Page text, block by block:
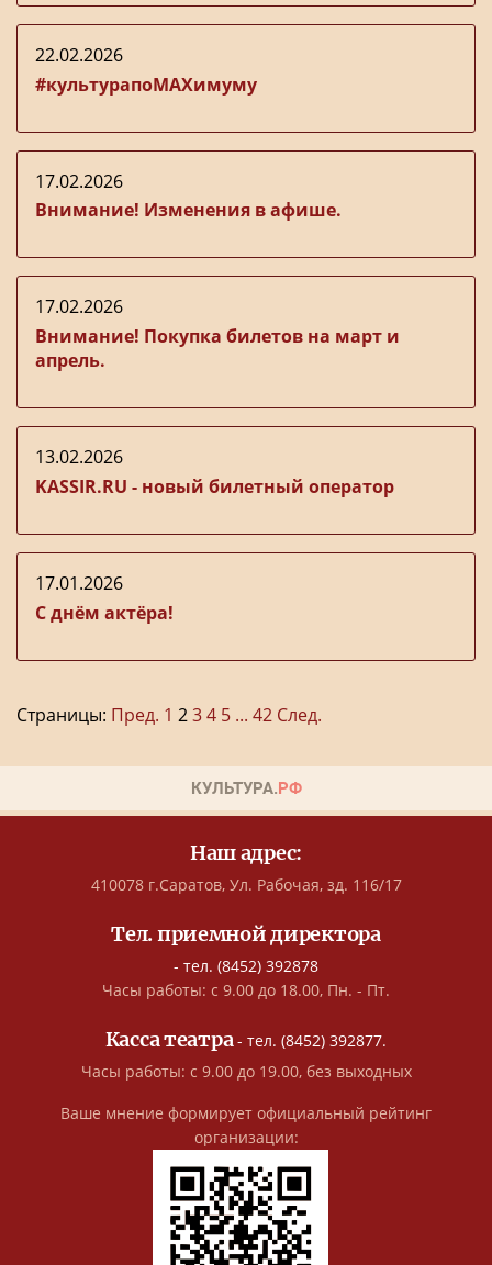
22.02.2026
#культурапоMAXимуму
17.02.2026
Внимание! Изменения в афише.
17.02.2026
Внимание! Покупка билетов на март и
апрель.
13.02.2026
KASSIR.RU - новый билетный оператор
17.01.2026
С днём актёра!
Страницы: Пред. 1 234 5 ... 42 След.
Наш адрес:
410078 г.Саратов, Ул. Рабочая, зд. 116/17
Тел. приемной директора
- тел. (8452) 392878
Часы работы: с 9.00 до 18.00, Пн. - Пт.
Касса театра- тел. (8452) 392877.
Часы работы: с 9.00 до 19.00, без выходных
Ваше мнение формирует официальный рейтинг
организации: